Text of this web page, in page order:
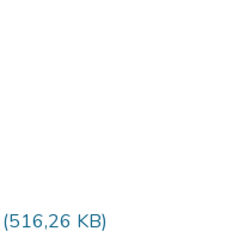
(516,26 KB)